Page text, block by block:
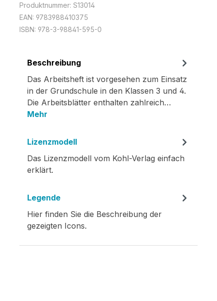
Produktnummer: S13014
EAN: 9783988410375
ISBN: 978-3-98841-595-0
Beschreibung
Das Arbeitsheft ist vorgesehen zum Einsatz
in der Grundschule in den Klassen 3 und 4.
Die Arbeitsblätter enthalten zahlreich…
Mehr
Lizenzmodell
Das Lizenzmodell vom Kohl-Verlag einfach
erklärt.
Legende
Hier finden Sie die Beschreibung der
gezeigten Icons.